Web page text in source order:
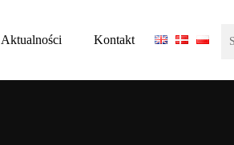
Aktualności Kontakt